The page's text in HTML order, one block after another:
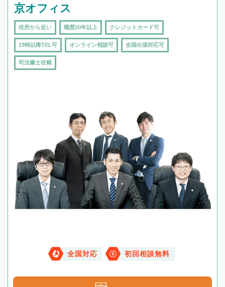
京オフィス
役所から近い 職歴20年以上 クレジットカード可
19時以降TEL可 オンライン相談可 全国出張対応可
司法書士在籍
全国対応 初回相談無料